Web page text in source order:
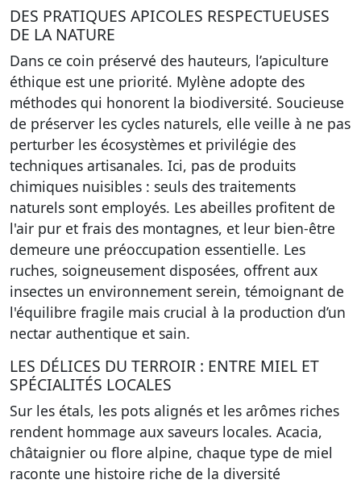
DES PRATIQUES APICOLES RESPECTUEUSES
DE LA NATURE
Dans ce coin préservé des hauteurs, l’apiculture
éthique est une priorité. Mylène adopte des
méthodes qui honorent la biodiversité. Soucieuse
de préserver les cycles naturels, elle veille à ne pas
perturber les écosystèmes et privilégie des
techniques artisanales. Ici, pas de produits
chimiques nuisibles : seuls des traitements
naturels sont employés. Les abeilles profitent de
l'air pur et frais des montagnes, et leur bien-être
demeure une préoccupation essentielle. Les
ruches, soigneusement disposées, offrent aux
insectes un environnement serein, témoignant de
l'équilibre fragile mais crucial à la production d’un
nectar authentique et sain.
LES DÉLICES DU TERROIR : ENTRE MIEL ET
SPÉCIALITÉS LOCALES
Sur les étals, les pots alignés et les arômes riches
rendent hommage aux saveurs locales. Acacia,
châtaignier ou flore alpine, chaque type de miel
raconte une histoire riche de la diversité